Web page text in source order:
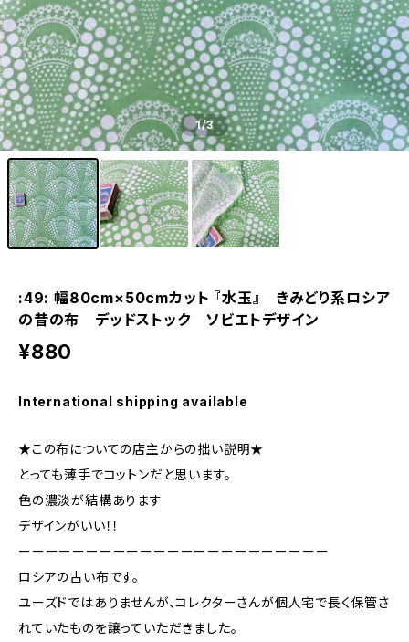
1/3
:49: 幅80cm×50cmカット 『水玉』 きみどり系ロシア
の昔の布 デッドストック ソビエトデザイン
¥880
International shipping available
★この布についての店主からの拙い説明★
とっても薄手でコットンだと思います。
色の濃淡が結構あります
デザインがいい！！
ーーーーーーーーーーーーーーーーーーーーーーー
ロシアの古い布です。
ユーズドではありませんが、コレクターさんが個人宅で長く保管さ
れていたものを譲っていただきました。